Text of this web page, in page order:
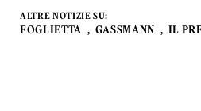
ALTRE NOTIZIE SU:
FOGLIETTA GASSMANN IL